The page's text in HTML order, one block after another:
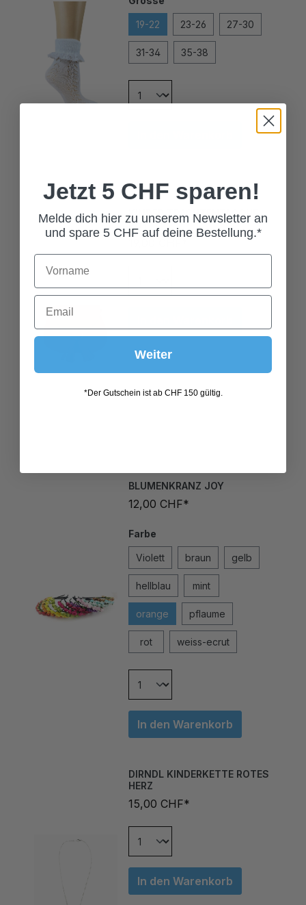
31-34 35-38
KINDER TRACHTENTASCHE
19,00 CHF*
BLUMENKRANZ JOY
12,00 CHF*
hellblau mint
orange pflaume
rot weiss-ecrut
In den Warenkorb
HERZ
15,00 CHF*
In den Warenkorb
Jetzt 5 CHF sparen!
Melde dich hier zu unserem Newsletter an
und spare 5 CHF auf deine Bestellung.*
Weiter
*Der Gutschein ist ab CHF 150 gültig.